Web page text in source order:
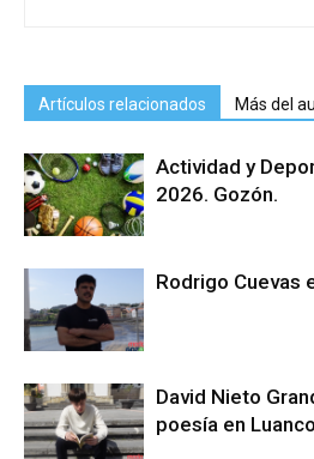
Artículos relacionados Más del
Actividad y
2026. Gozón.
Rodrigo Cuevas
David Nieto
poesía en Luanco